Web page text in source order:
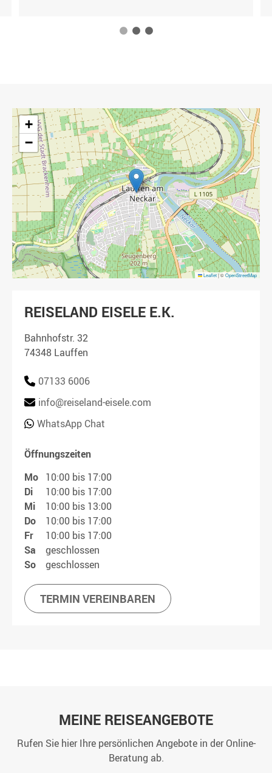
1 2 3
+
−
Leaflet|©OpenStreetMap
REISELAND EISELE E.K.
Bahnhofstr. 32
74348 Lauffen
07133 6006
info@reiseland-eisele.com
WhatsApp Chat
Öffnungszeiten
Mo 10:00 bis 17:00
Di
10:00 bis 17:00
Mi
10:00 bis 13:00
Do
10:00 bis 17:00
Fr
10:00 bis 17:00
Sa
geschlossen
So
geschlossen
TERMIN VEREINBAREN
MEINE REISEANGEBOTE
Rufen Sie hier Ihre persönlichen Angebote in der Online-
Beratung ab.